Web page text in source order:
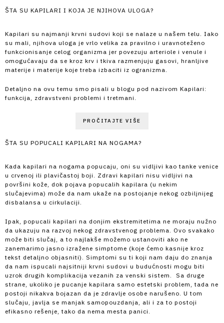
ŠTA SU KAPILARI I KOJA JE NJIHOVA ULOGA?
Kapilari su najmanji krvni sudovi koji se nalaze u našem telu. Iako
su mali, njihova uloga je vrlo velika za pravilno i uravnoteženo
funkcionisanje celog organizma jer povezuju arteriole i venule i
omogućavaju da se kroz krv i tkiva razmenjuju gasovi, hranljive
materije i materije koje treba izbaciti iz ogranizma.
Detaljno na ovu temu smo pisali u blogu pod nazivom Kapilari:
funkcija, zdravstveni problemi i tretmani.
PROČITAJTE VIŠE
ŠTA SU POPUCALI KAPILARI NA NOGAMA?
Kada kapilari na nogama popucaju, oni su vidljivi kao tanke venice
u crvenoj ili plavičastoj boji. Zdravi kapilari nisu vidljivi na
površini kože, dok pojava popucalih kapilara (u nekim
slučajevima) može da nam ukaže na postojanje nekog ozbiljnijeg
disbalansa u cirkulaciji.
Ipak, popucali kapilari na donjim ekstremitetima ne moraju nužno
da ukazuju na razvoj nekog zdravstvenog problema. Ovo svakako
može biti slučaj, a to najlakše možemo ustanoviti ako ne
zanemarimo jasno izražene simptome (koje ćemo kasnije kroz
tekst detaljno objasniti). Simptomi su ti koji nam daju do znanja
da nam ispucali najsitniji krvni sudovi u budućnosti mogu biti
uzrok drugih komplikacija vezanih za venski sistem. Sa druge
strane, ukoliko je pucanje kapilara samo estetski problem, tada ne
postoji nikakva bojazan da je zdravlje osobe narušeno. U tom
slučaju, javlja se manjak samopouzdanja, ali i za to postoji
efikasno rešenje, tako da nema mesta panici.